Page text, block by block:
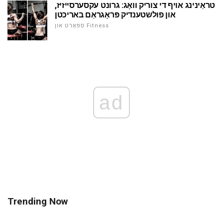
טראַינינג אויף די צוריק וואָג: גרונט עקסערסייזיז,
און פולשטענדיק פּראָגראַם באריכטן
ספּאָרט און Fitness
ad
Trending Now